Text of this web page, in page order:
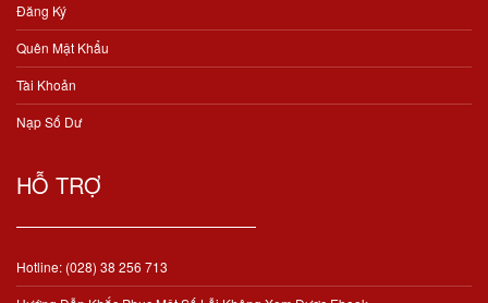
Đăng Ký
Quên Mật Khẩu
Tài Khoản
Nạp Số Dư
HỖ TRỢ
Hotline: (028) 38 256 713